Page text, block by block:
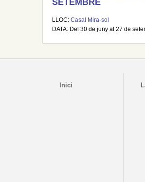
SETEMBRE
LLOC: Casal Mira-sol
DATA: Del 30 de juny al 27 de
Inici